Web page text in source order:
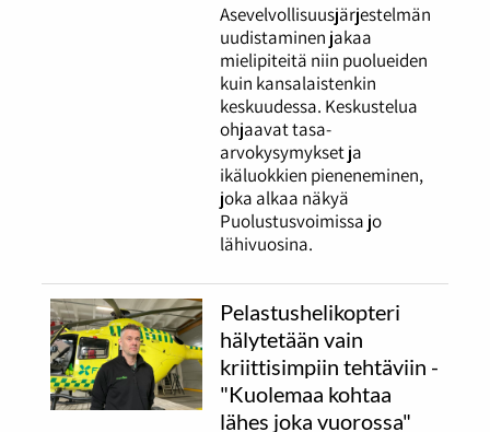
Asevelvollisuusjärjestelmän
uudistaminen jakaa
mielipiteitä niin puolueiden
kuin kansalaistenkin
keskuudessa. Keskustelua
ohjaavat tasa-
arvokysymykset ja
ikäluokkien pieneneminen,
joka alkaa näkyä
Puolustusvoimissa jo
lähivuosina.
Pelastushelikopteri
hälytetään vain
kriittisimpiin tehtäviin -
"Kuolemaa kohtaa
lähes joka vuorossa"